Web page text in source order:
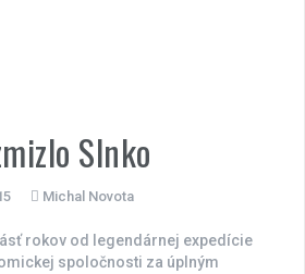
Slnko
Michal Novota
rokov od legendárnej expedície
spoločnosti za úplným